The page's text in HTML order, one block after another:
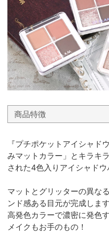
商品特徴
『プチポケットアイシャド
みマットカラー」とキラキ
された4色入りアイシャドウ
マットとグリッターの異な
ンド感ある目元が完成します
高発色カラーで濃密に発色
メイクもお手のもの！